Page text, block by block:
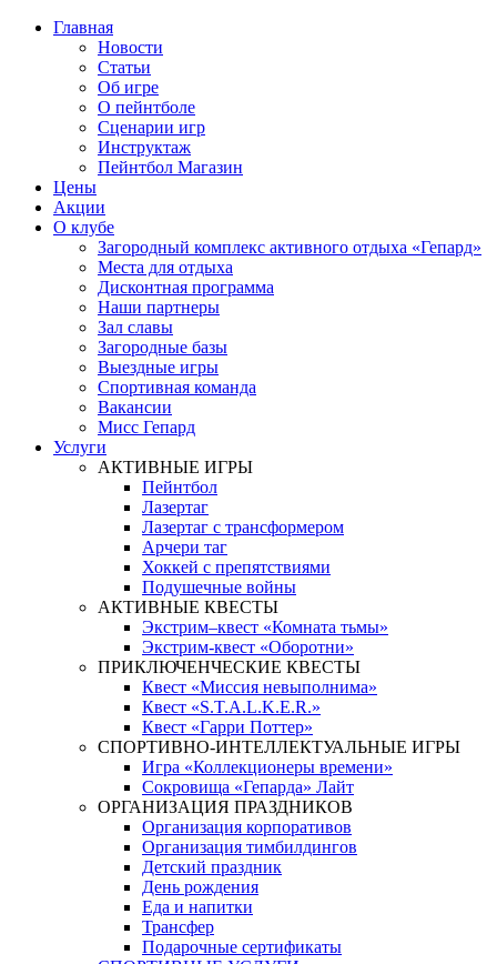
Главная
Новости
Статьи
Об игре
О пейнтболе
Сценарии игр
Инструктаж
Пейнтбол Магазин
Цены
Акции
О клубе
Загородный комплекс активного отдыха «Гепард»
Места для отдыха
Дисконтная программа
Наши партнеры
Зал славы
Загородные базы
Выездные игры
Спортивная команда
Вакансии
Мисс Гепард
Услуги
АКТИВНЫЕ ИГРЫ
Пейнтбол
Лазертаг
Лазертаг с трансформером
Арчери таг
Хоккей с препятствиями
Подушечные войны
АКТИВНЫЕ КВЕСТЫ
Экстрим–квест «Комната тьмы»
Экстрим-квест «Оборотни»
ПРИКЛЮЧЕНЧЕСКИЕ КВЕСТЫ
Квест «Миссия невыполнима»
Квест «S.T.A.L.K.E.R.»
Квест «Гарри Поттер»
СПОРТИВНО-ИНТЕЛЛЕКТУАЛЬНЫЕ ИГРЫ
Игра «Коллекционеры времени»
Сокровища «Гепарда» Лайт
ОРГАНИЗАЦИЯ ПРАЗДНИКОВ
Организация корпоративов
Организация тимбилдингов
Детский праздник
День рождения
Еда и напитки
Трансфер
Подарочные сертификаты